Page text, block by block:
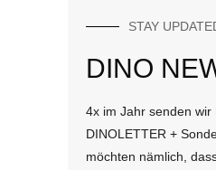
STAY
DINO
4x im Jahr senden wir
DINOLETTER +
möchten nämlich,